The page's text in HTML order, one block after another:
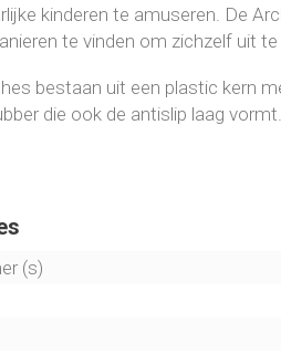
kinderen te amuseren. De
te vinden om zichzelf uit te
bestaan uit een plastic kern
die ook de antislip laag vormt.
(s)